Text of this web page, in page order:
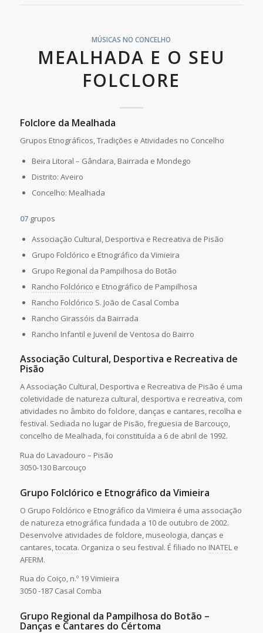
MÚSICAS NO CONCELHO
MEALHADA E O SEU
FOLCLORE
Folclore da Mealhada
Grupos Etnográficos, Tradições e Atividades no Concelho
Beira Litoral – Gândara, Bairrada e Mondego
Distrito: Aveiro
Concelho: Mealhada
07grupos
Associação Cultural, Desportiva e Recreativa de Pisão
Grupo Folclórico e Etnográfico da Vimieira
Grupo Regional da Pampilhosa do Botão
Rancho Folclórico e Etnográfico de Pampilhosa
Rancho Folclórico S. João de Casal Comba
Rancho Girassóis da Bairrada
Rancho Infantil e Juvenil de Ventosa do Bairro
Associação Cultural, Desportiva e Recreativa de
Pisão
A Associação Cultural, Desportiva e Recreativa de Pisão é uma
coletividade de natureza cultural, desportiva e recreativa, com
atividades no âmbito do folclore, danças e cantares, recolha e
festival. Sediada no lugar de Pisão, freguesia de Barcouço,
concelho de Mealhada, foi constituída a 6 de abril de 1992.
Rua do Lavadouro – Pisão
3050-130 Barcouço
Grupo Folclórico e Etnográfico da Vimieira
O Grupo Folclórico e Etnográfico da Vimieira é uma associação
de natureza etnográfica fundada a 10 de outubro de 2002.
Desenvolve atividades de folclore, museologia, danças e
cantares, tocata. Organiza o seu festival. É filiado no INATEL e
AFERM.
Rua do Coiço, n.º 19 Vimieira
3050 -187 Casal Comba
Grupo Regional da Pampilhosa do Botão –
Danças e Cantares do Cértoma